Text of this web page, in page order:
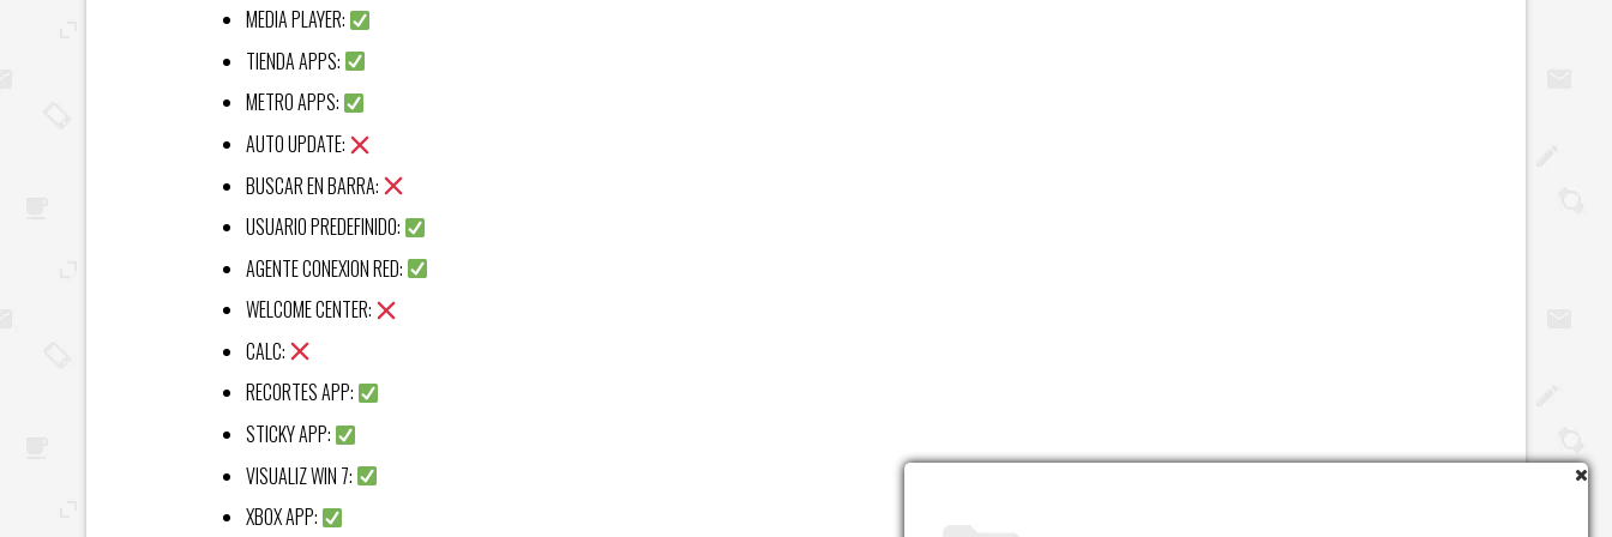
MEDIA PLAYER:
TIENDA APPS:
METRO APPS:
AUTO UPDATE:
BUSCAR EN BARRA:
USUARIO PREDEFINIDO:
AGENTE CONEXION RED:
WELCOME CENTER:
CALC:
RECORTES APP:
STICKY APP:
VISUALIZ WIN 7:
XBOX APP: